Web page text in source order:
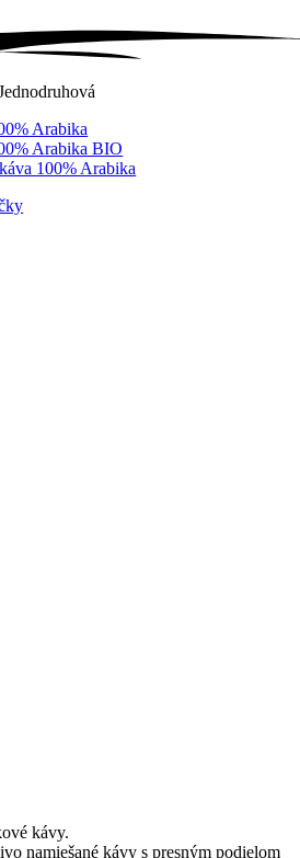
Arabika
Arabika BIO
100% Arabika
kávy.
namiešané kávy s presným podielom